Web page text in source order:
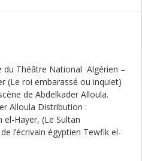
du Théâtre National Algérien –
(Le roi embarassé ou inquiet)
de Abdelkader Alloula.
Alloula Distribution :
Hayer, (Le Sultan
l’écrivain égyptien Tewfik el-